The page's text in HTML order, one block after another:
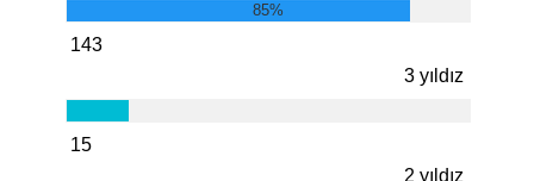
85%
143
3 yıldız
15
2 yıldız